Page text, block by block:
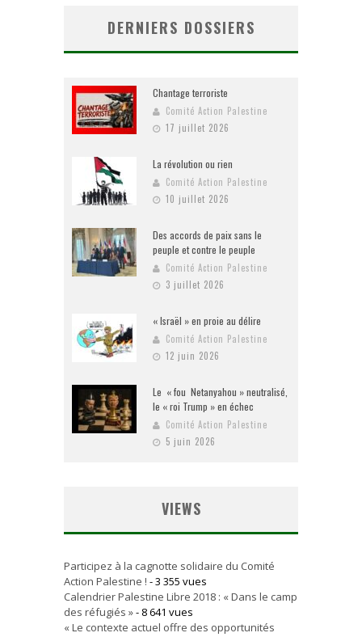
DERNIERS DOSSIERS
Chantage terroriste
Comité Action Palestine
17 juillet 2026
La révolution ou rien
Comité Action Palestine
10 juillet 2026
Des accords de paix sans le
peuple et contre le peuple
Comité Action Palestine
3 juillet 2026
« Israël » en proie au délire
Comité Action Palestine
12 juin 2026
Le « fou Netanyahou » neutralisé,
le « roi Trump » en échec
Comité Action Palestine
5 juin 2026
VIEWS
Participez à la cagnotte solidaire du Comité
Action Palestine ! - 3 355 vues
Calendrier Palestine Libre 2018 : « Dans le camp
des réfugiés »- 8 641 vues
« Le contexte actuel offre des opportunités